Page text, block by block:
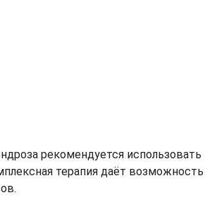
рекомендуется использовать
терапия даёт возможность